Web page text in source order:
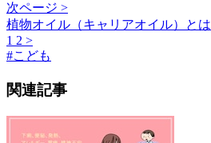
次ページ >
植物オイル（キャリアオイル）とは
1 2 >
#こども
関連記事